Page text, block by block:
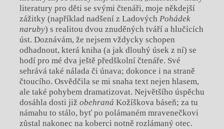
literatury pro děti se svými čtenáři, moje někdejší
zážitky (například nadšení z Ladových Pohádek
naruby) s realitou dvou znuděných tváří a hlučících
úst. Doznávám, že nejsem vždycky schopen
odhadnout, která kniha (a jak dlouhý úsek z ní) se
hodí pro mé dva ještě předškolní čtenáře. Své
sehrává také nálada či únava; dokonce i na straně
čtoucího. Osvědčila se mi snaha text nejen hlasem,
ale také pohybem dramatizovat. Největšího úspěchu
dosáhla dosti již obehraná Kožíškova báseň; za tu
námahu to stálo, byť po polámaném mravenečkovi
zůstal nakonec na koberci notně rozlámaný otec.